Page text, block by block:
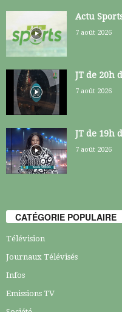
Actu
7 août 2026
JT de 20h
7 août 2026
JT de 19h
7 août 2026
CATÉGORIE POPULAIRE
Télévision
Journaux Télévisés
Infos
Emissions TV